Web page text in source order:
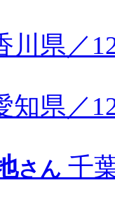
川県／
知県／
さん 千